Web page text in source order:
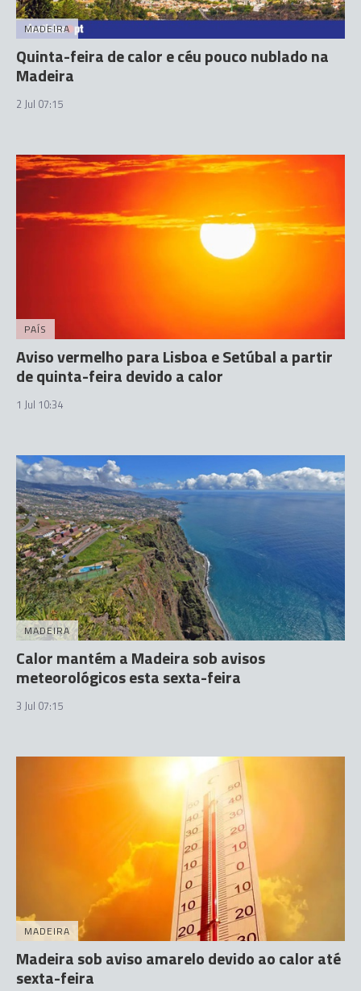
MADEIRA
Quinta-feira de calor e céu pouco nublado na
Madeira
2 Jul 07:15
PAÍS
Aviso vermelho para Lisboa e Setúbal a partir
de quinta-feira devido a calor
1 Jul 10:34
MADEIRA
Calor mantém a Madeira sob avisos
meteorológicos esta sexta-feira
3 Jul 07:15
MADEIRA
Madeira sob aviso amarelo devido ao calor até
sexta-feira